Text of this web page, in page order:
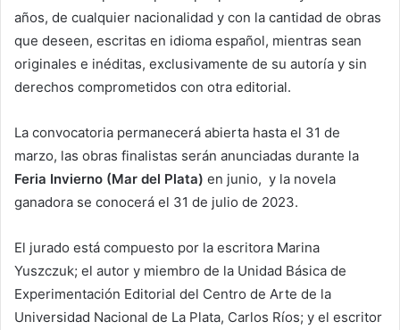
años, de cualquier nacionalidad y con la cantidad de obras
que deseen, escritas en idioma español, mientras sean
originales e inéditas, exclusivamente de su autoría y sin
derechos comprometidos con otra editorial.
La convocatoria permanecerá abierta hasta el 31 de
marzo, las obras finalistas serán anunciadas durante la
Feria Invierno (Mar del Plata) en junio, y la novela
ganadora se conocerá el 31 de julio de 2023.
El jurado está compuesto por la escritora Marina
Yuszczuk; el autor y miembro de la Unidad Básica de
Experimentación Editorial del Centro de Arte de la
Universidad Nacional de La Plata, Carlos Ríos; y el escritor